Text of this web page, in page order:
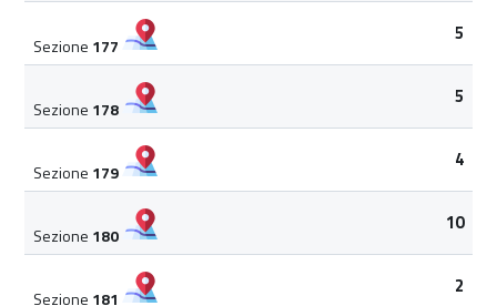
Sezione 177
5
Sezione 178
5
Sezione 179
4
Sezione 180
10
Sezione 181
2